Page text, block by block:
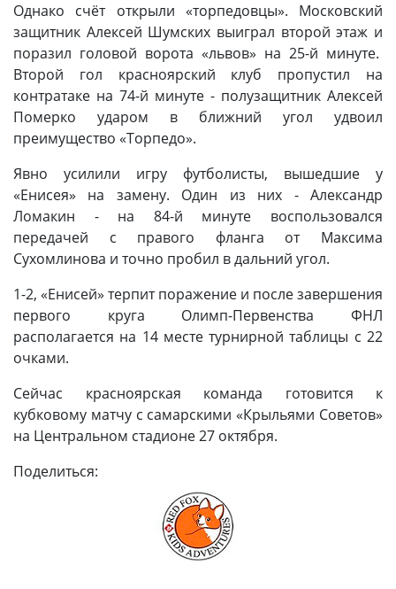
Однако счёт открыли «торпедовцы». Московский
защитник Алексей Шумских выиграл второй этаж и
поразил головой ворота «львов» на 25-й минуте.
Второй гол красноярский клуб пропустил на
контратаке на 74-й минуте - полузащитник Алексей
Померко ударом в ближний угол удвоил
преимущество «Торпедо».
Явно усилили игру футболисты, вышедшие у
«Енисея» на замену. Один из них - Александр
Ломакин - на 84-й минуте воспользовался
передачей с правого фланга от Максима
Сухомлинова и точно пробил в дальний угол.
1-2, «Енисей» терпит поражение и после завершения
первого круга Олимп-Первенства ФНЛ
располагается на 14 месте турнирной таблицы с 22
очками.
Сейчас красноярская команда готовится к
кубковому матчу с самарскими «Крыльями Советов»
на Центральном стадионе 27 октября.
Поделиться: